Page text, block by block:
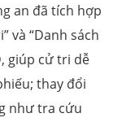
an đã tích hợp
và “Danh sách
giúp cử tri dễ
thay đổi
như tra cứu